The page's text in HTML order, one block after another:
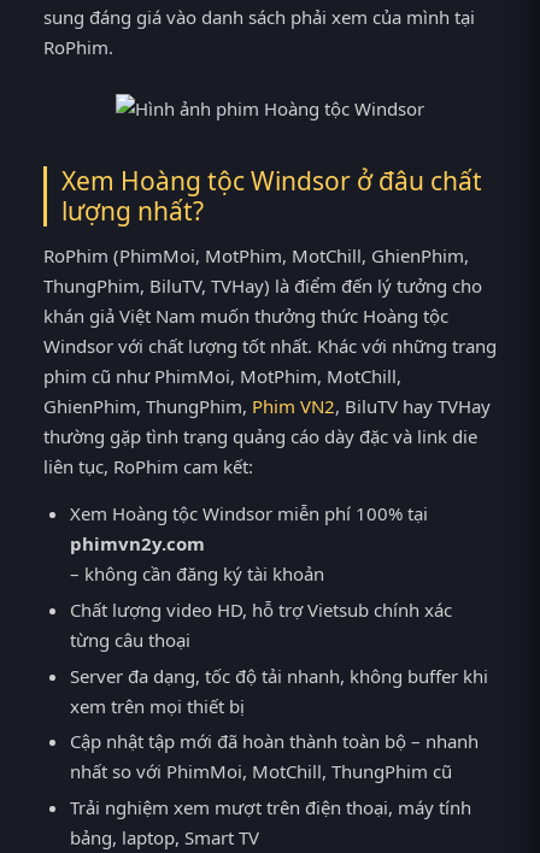
sung đáng giá vào danh sách phải xem của mình tại
RoPhim.
Xem Hoàng tộc Windsor ở đâu chất
lượng nhất?
RoPhim (PhimMoi, MotPhim, MotChill, GhienPhim,
ThungPhim, BiluTV, TVHay) là điểm đến lý tưởng cho
khán giả Việt Nam muốn thưởng thức Hoàng tộc
Windsor với chất lượng tốt nhất. Khác với những trang
phim cũ như PhimMoi, MotPhim, MotChill,
GhienPhim, ThungPhim, Phim VN2, BiluTV hay TVHay
thường gặp tình trạng quảng cáo dày đặc và link die
liên tục, RoPhim cam kết:
Xem Hoàng tộc Windsor miễn phí 100% tại
phimvn2y.com
– không cần đăng ký tài khoản
Chất lượng video HD, hỗ trợ Vietsub chính xác
từng câu thoại
Server đa dạng, tốc độ tải nhanh, không buffer khi
xem trên mọi thiết bị
Cập nhật tập mới đã hoàn thành toàn bộ – nhanh
nhất so với PhimMoi, MotChill, ThungPhim cũ
Trải nghiệm xem mượt trên điện thoại, máy tính
bảng, laptop, Smart TV